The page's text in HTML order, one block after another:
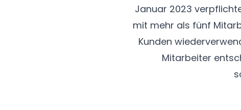
Januar 2023
mit mehr als fünf
Kunden
Mitarbeiter